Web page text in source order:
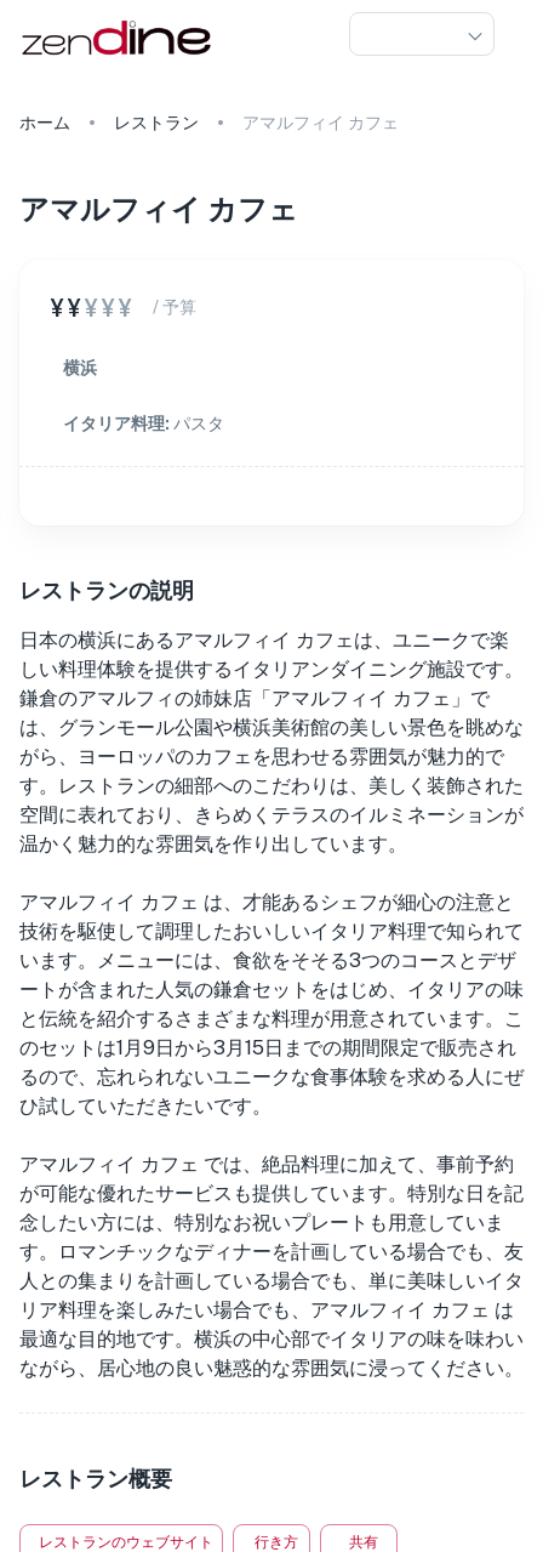
ホーム レストラン アマルフィイ カフェ
アマルフィイ カフェ
¥¥¥¥¥ / 予算
横浜
イタリア料理: パスタ
レストランの説明
日本の横浜にあるアマルフィイ カフェは、ユニークで楽
しい料理体験を提供するイタリアンダイニング施設です。
鎌倉のアマルフィの姉妹店「アマルフィイ カフェ」で
は、グランモール公園や横浜美術館の美しい景色を眺めな
がら、ヨーロッパのカフェを思わせる雰囲気が魅力的で
す。レストランの細部へのこだわりは、美しく装飾された
空間に表れており、きらめくテラスのイルミネーションが
温かく魅力的な雰囲気を作り出しています。
アマルフィイ カフェ は、才能あるシェフが細心の注意と
技術を駆使して調理したおいしいイタリア料理で知られて
います。メニューには、食欲をそそる3つのコースとデザ
ートが含まれた人気の鎌倉セットをはじめ、イタリアの味
と伝統を紹介するさまざまな料理が用意されています。こ
のセットは1月9日から3月15日までの期間限定で販売され
るので、忘れられないユニークな食事体験を求める人にぜ
ひ試していただきたいです。
アマルフィイ カフェ では、絶品料理に加えて、事前予約
が可能な優れたサービスも提供しています。特別な日を記
念したい方には、特別なお祝いプレートも用意していま
す。ロマンチックなディナーを計画している場合でも、友
人との集まりを計画している場合でも、単に美味しいイタ
リア料理を楽しみたい場合でも、アマルフィイ カフェ は
最適な目的地です。横浜の中心部でイタリアの味を味わい
ながら、居心地の良い魅惑的な雰囲気に浸ってください。
レストラン概要
レストランのウェブサイト 行き方 共有